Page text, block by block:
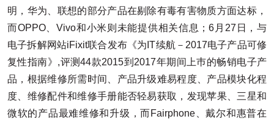
明，华为、联想的部分产品在剔除有毒有害物质方面达标，
而OPPO、Vivo和小米则未能提供相关信息；6月27日，与
电子拆解网站iFixit联合发布《为IT续航－2017电子产品可修
复性指南》,评测44款2015到2017年期间上巿的畅销电子产
品，根据维修所需时间、产品升级难易程度、产品模块化程
度、维修配件和维修手册能否轻易获取，发现苹果、三星和
微软的产品最难维修和升级，而Fairphone、戴尔和惠普在